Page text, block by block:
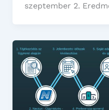
szeptember 2.